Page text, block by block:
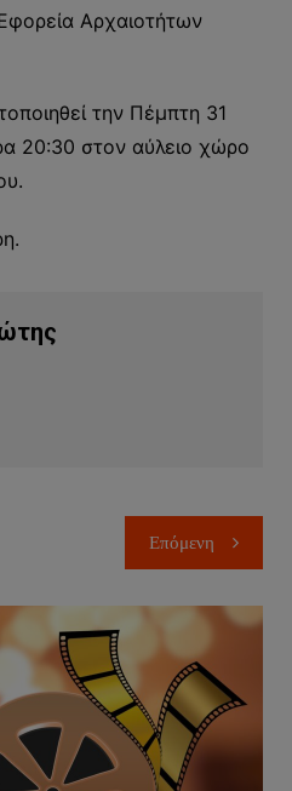
Αρχαιοτήτων
την Πέμπτη 31
20:30 στον αύλειο χώρο
Επόμενη